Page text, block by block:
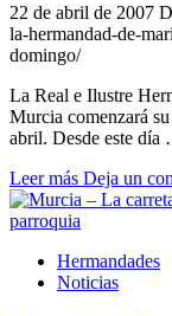
22 de abril de 2007
la-hermandad-de-
domingo/
La Real e Ilustre
Murcia comenzará
abril. Desde este día
Leer más Deja un
Hermandades
Noticias